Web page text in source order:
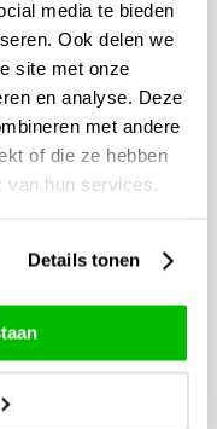
media te bieden
Ook delen we
site met onze
en analyse. Deze
met andere
of die ze hebben
van hun services.
Details tonen